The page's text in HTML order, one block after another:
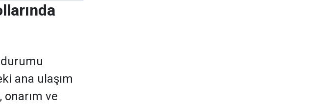
ana ulaşım
onarım ve